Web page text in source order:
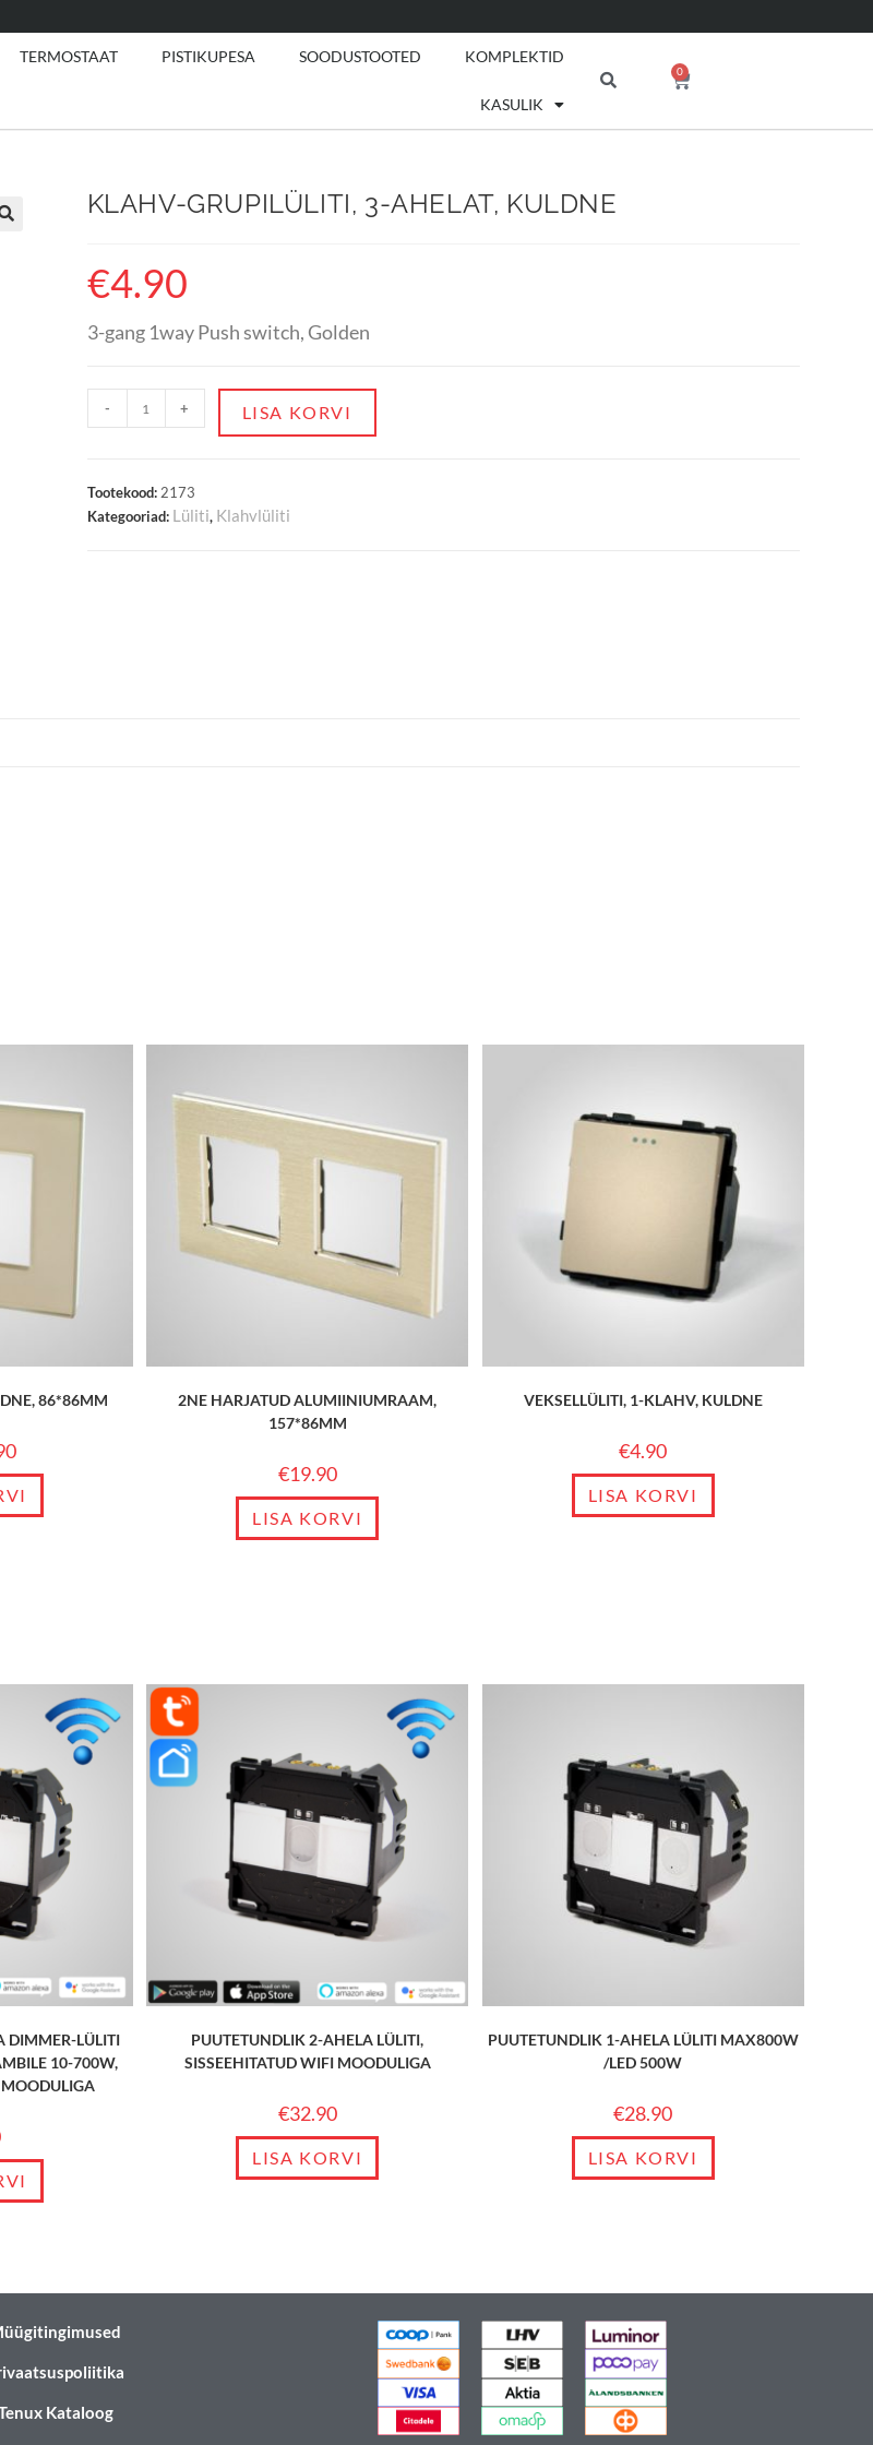
TERMOSTAAT PISTIKUPESA SOODUSTOOTED KOMPLEKTID
KASULIK
0
KLAHV-GRUPILÜLITI, 3-AHELAT, KULDNE
€4.90
3-gang 1way Push switch, Golden
- + LISA KORVI
Tootekood: 2173
Kategooriad: Lüliti, Klahvlüliti
86*86MM
2NE HARJATUD ALUMIINIUMRAAM,
157*86MM
€19.90
LISA KORVI
VEKSELLÜLITI, 1-KLAHV, KULDNE
€4.90
LISA KORVI
DIMMER-LÜLITI
10-700W,
MOODULIGA
PUUTETUNDLIK 2-AHELA LÜLITI,
SISSEEHITATUD WIFI MOODULIGA
€32.90
LISA KORVI
PUUTETUNDLIK 1-AHELA LÜLITI MAX800W
/LED 500W
€28.90
LISA KORVI
Kataloog